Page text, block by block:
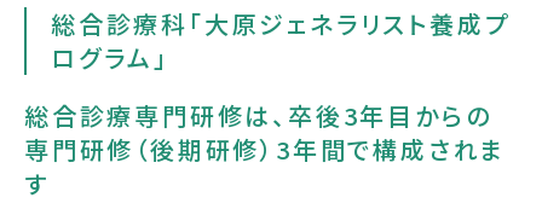
総合診療科「大原ジェネラリスト養成プ
ログラム」
総合診療専門研修は、卒後3年目からの
専門研修（後期研修）3年間で構成されま
す
歯科臨床研修
お問い合わせ